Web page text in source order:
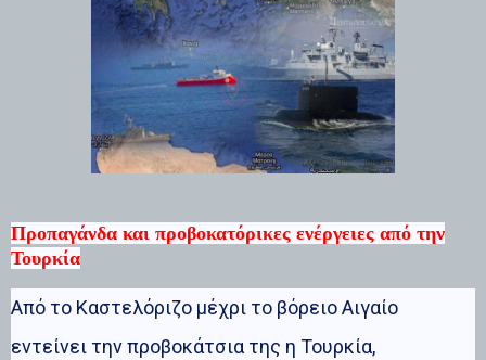
Προπαγάνδα και προβοκατόρικες ενέργειες από την
Τουρκία
Από το Καστελόριζο μέχρι το βόρειο Αιγαίο
εντείνει την προβοκάτσια της η Τουρκία,